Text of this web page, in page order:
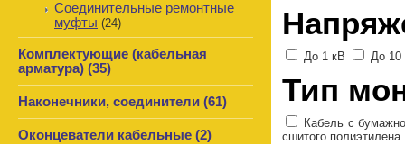
Соединительные ремонтные
муфты (24)
Комплектующие (кабельная
арматура) (35)
Наконечники, соединители (61)
Оконцеватели кабельные (2)
До 1 кВ До 10
Тип
Кабель с
сшитого полиэтилена